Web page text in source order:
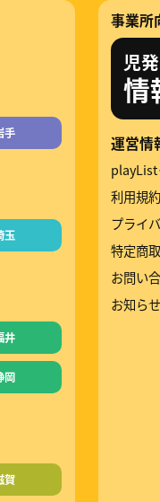
手
玉
井
岡
賀
事業所
児
情
運営情
playList
利用規約
プライ
特定商
お問い
お知らせ